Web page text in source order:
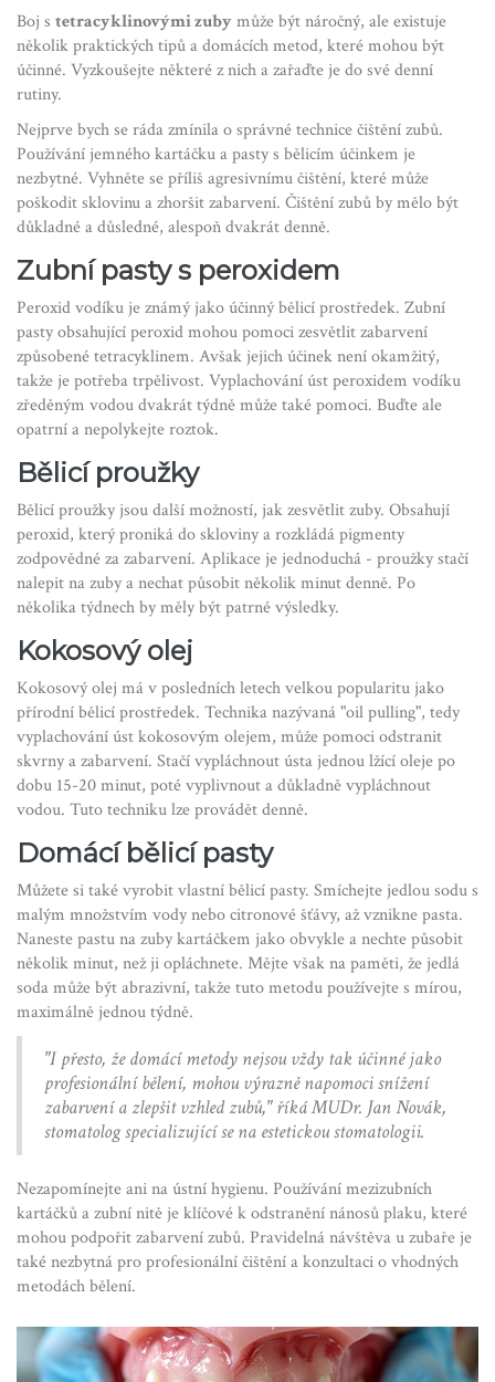
Boj s tetracyklinovými zubymůže být náročný, ale existuje
několik praktických tipů a domácích metod, které mohou být
účinné. Vyzkoušejte některé z nich a zařaďte je do své denní
rutiny.
Nejprve bych se ráda zmínila o správné technice čištění zubů.
Používání jemného kartáčku a pasty s bělicím účinkem je
nezbytné. Vyhněte se příliš agresivnímu čištění, které může
poškodit sklovinu a zhoršit zabarvení. Čištění zubů by mělo být
důkladné a důsledné, alespoň dvakrát denně.
Zubní pasty s peroxidem
Peroxid vodíku je známý jako účinný bělicí prostředek. Zubní
pasty obsahující peroxid mohou pomoci zesvětlit zabarvení
způsobené tetracyklinem. Avšak jejich účinek není okamžitý,
takže je potřeba trpělivost. Vyplachování úst peroxidem vodíku
zředěným vodou dvakrát týdně může také pomoci. Buďte ale
opatrní a nepolykejte roztok.
Bělicí proužky
Bělicí proužky jsou další možností, jak zesvětlit zuby. Obsahují
peroxid, který proniká do skloviny a rozkládá pigmenty
zodpovědné za zabarvení. Aplikace je jednoduchá - proužky stačí
nalepit na zuby a nechat působit několik minut denně. Po
několika týdnech by měly být patrné výsledky.
Kokosový olej
Kokosový olej má v posledních letech velkou popularitu jako
přírodní bělicí prostředek. Technika nazývaná "oil pulling", tedy
vyplachování úst kokosovým olejem, může pomoci odstranit
skvrny a zabarvení. Stačí vypláchnout ústa jednou lžící oleje po
dobu 15-20 minut, poté vyplivnout a důkladně vypláchnout
vodou. Tuto techniku lze provádět denně.
Domácí bělicí pasty
Můžete si také vyrobit vlastní bělicí pasty. Smíchejte jedlou sodu s
malým množstvím vody nebo citronové šťávy, až vznikne pasta.
Naneste pastu na zuby kartáčkem jako obvykle a nechte působit
několik minut, než ji opláchnete. Mějte však na paměti, že jedlá
soda může být abrazivní, takže tuto metodu používejte s mírou,
maximálně jednou týdně.
"I přesto, že domácí metody nejsou vždy tak účinné jako
profesionální bělení, mohou výrazně napomoci snížení
zabarvení a zlepšit vzhled zubů," říká MUDr. Jan Novák,
stomatolog specializující se na estetickou stomatologii.
Nezapomínejte ani na ústní hygienu. Používání mezizubních
kartáčků a zubní nitě je klíčové k odstranění nánosů plaku, které
mohou podpořit zabarvení zubů. Pravidelná návštěva u zubaře je
také nezbytná pro profesionální čištění a konzultaci o vhodných
metodách bělení.